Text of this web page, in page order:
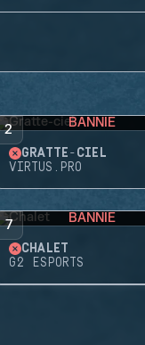
2 BANNIE
GRATTE-CIEL
VIRTUS.PRO
7 BANNIE
CHALET
G2 ESPORTS